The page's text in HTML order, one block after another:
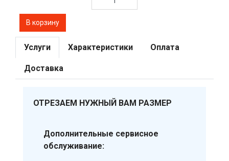
Услуги Характеристики Оплата
Доставка
ОТРЕЗАЕМ НУЖНЫЙ ВАМ РАЗМЕР
Дополнительные сервисное
обслуживание: